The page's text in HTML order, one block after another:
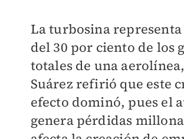
La turbosina representa
del 30 por ciento de los
totales de una
Suárez refirió que este
efecto dominó, pues el
genera pérdidas